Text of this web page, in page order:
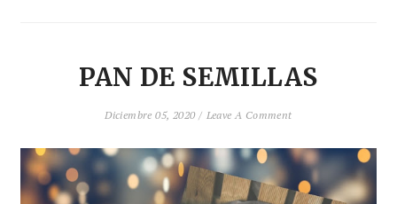
PAN DE SEMILLAS
Diciembre 05, 2020 / Leave A Comment